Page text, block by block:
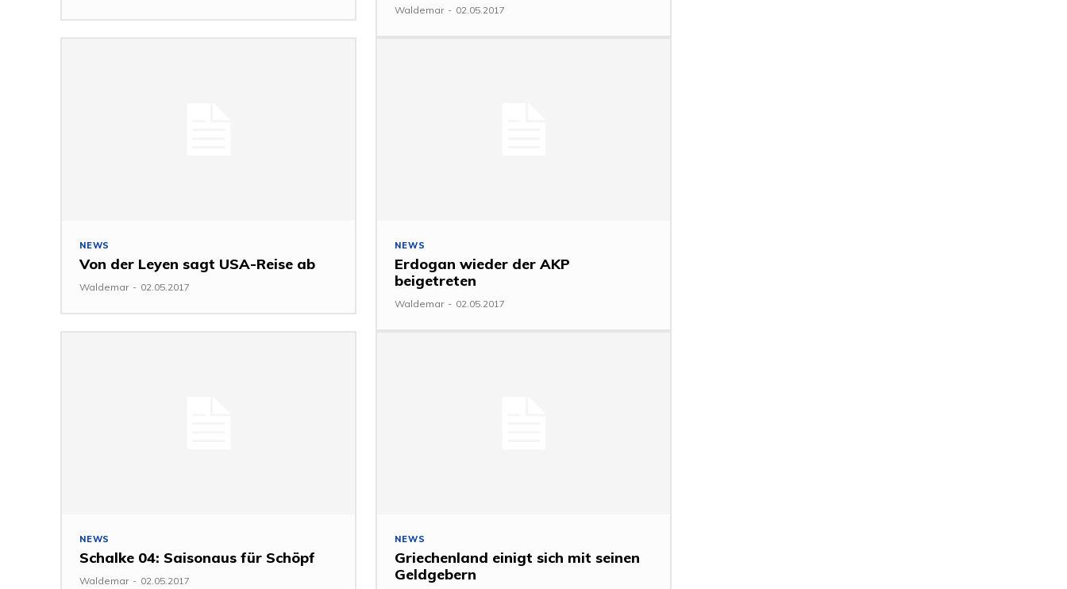
Waldemar - 02.05.2017
NEWS
Von der Leyen sagt USA-Reise ab
Waldemar - 02.05.2017
NEWS
Erdogan wieder der AKP
beigetreten
Waldemar - 02.05.2017
NEWS
Schalke 04: Saisonaus für Schöpf
Waldemar - 02.05.2017
NEWS
Griechenland einigt sich mit seinen
Geldgebern